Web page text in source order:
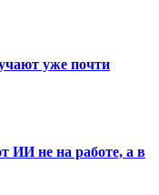
уже почти
ИИ не на работе, а в